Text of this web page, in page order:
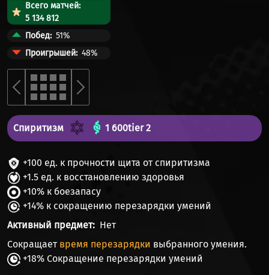
Всего матчей:
5 134 812
Побед 51%
Проигрышей 48%
Спиритизм 1 600tier 2
+100 ед. к прочности щита от спиритизма
+1.5 ед. к восстановлению здоровья
+10% к боезапасу
+14% к сокращению перезарядки умений
Активный предмет
Нет
Сокращает время перезарядки выбранного умения.
+18% Сокращение перезарядки умений